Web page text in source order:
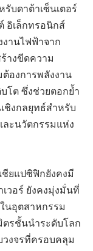
บดาต้าเซ็นเตอร์
อิเล็กทรอนิกส์
านไฟฟ้าจาก
างขีดความ
องการพลังงาน
โต ซึ่งช่วยตอกย้ำ
ชิงกลยุทธ์สำหรับ
ะนวัตกรรมแห่ง
ชียแปซิฟิกยังคงมี
เวอร์ ยังคงมุ่งมั่นที่
นอุตสาหกรรม
รชั้นนำระดับโลก
งจรที่ครอบคลุม